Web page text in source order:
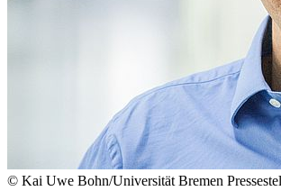
© Kai Uwe Bohn/Universität Bremen